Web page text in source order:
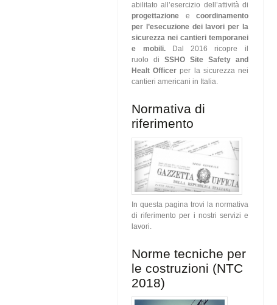
abilitato all’esercizio dell’attività di
progettazione e coordinamento
per l’esecuzione dei lavori per la
sicurezza nei cantieri temporanei
e mobili.
Dal
2016 ricopre il
ruolo
di SSHO Site Safety and
Healt Officerper la sicurezza nei
cantieri americani in Italia.
Normativa di
riferimento
In questa pagina trovi la normativa
di riferimento per i nostri servizi e
lavori.
Norme tecniche per
le costruzioni (NTC
2018)